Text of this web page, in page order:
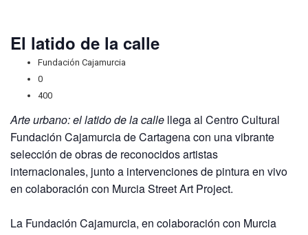
El latido de la calle
Fundación Cajamurcia
0
400
Arte urbano: el latido de la calle llega al Centro Cultural
Fundación Cajamurcia de Cartagena con una vibrante
selección de obras de reconocidos artistas
internacionales, junto a intervenciones de pintura en vivo
en colaboración con Murcia Street Art Project.
La Fundación Cajamurcia, en colaboración con Murcia